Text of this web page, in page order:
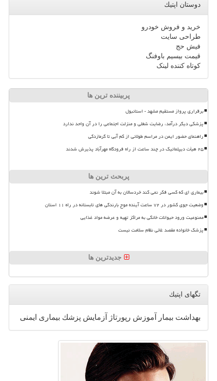
دوستان اپتیك
خرید و فروش خودرو
طراحی سایت
فیش حج
قیمت بیسیم باوفنگ
کوتاه کننده لینک
پربیننده ترین ها
برقراری پرواز مستقیم مشهد - استانبول
پزشکی دیگر درآمد، رضایت شغلی و منزلت اجتماعی را در آن واحد ندارد
راهنمای حضور ایمن در مراسم طولانی از کم آبی تا گرمازدگی
۲۵ هیأت دیپلماتیک در چند ساعت از راه فرودگاه مهرآباد پذیرش شدند
پربحث ترین ها
بیماری ای که کسی فکر نمی کند خردسالان به آن مبتلا شوند
وضعیت جوی کشور در ۷۲ ساعت آینده موج بارندگی های تابستانه در راه ۱۱ استان
ممنوعیت ورود حیوانات خانگی به مراکز تهیه و عرضه مواد غذایی
پزشک خانواده مقصد غائی نظام سلامت نیست
جدیدترین ها
تگهای اپتیك
بهداشت بیمار آموزش رپورتاژ آزمایش پزشك بیماری ایمنی